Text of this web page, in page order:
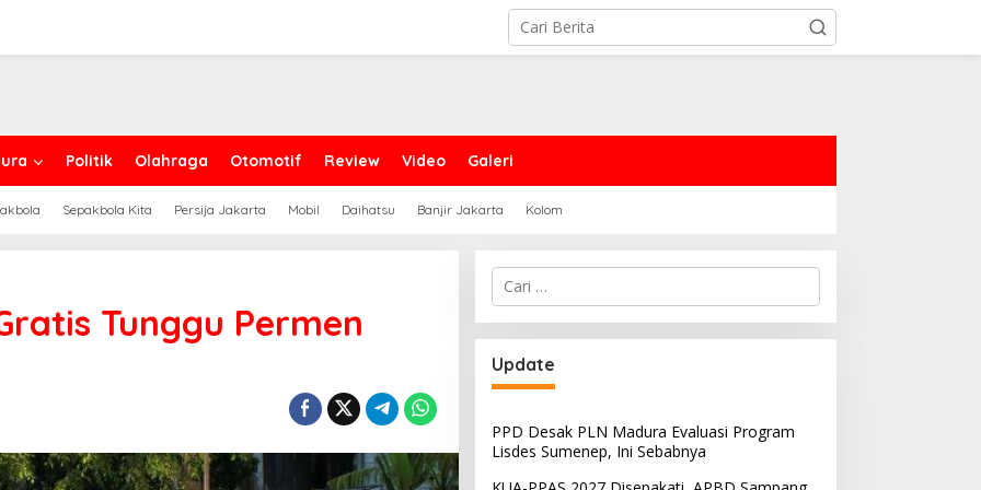
Politik Olahraga Otomotif Review Video Galeri
Sepakbola Kita Persija Jakarta Mobil Daihatsu Banjir Jakarta Kolom
Tunggu Permen
Cari
untuk:
Update
PPD Desak PLN Madura Evaluasi Program
Lisdes Sumenep, Ini Sebabnya